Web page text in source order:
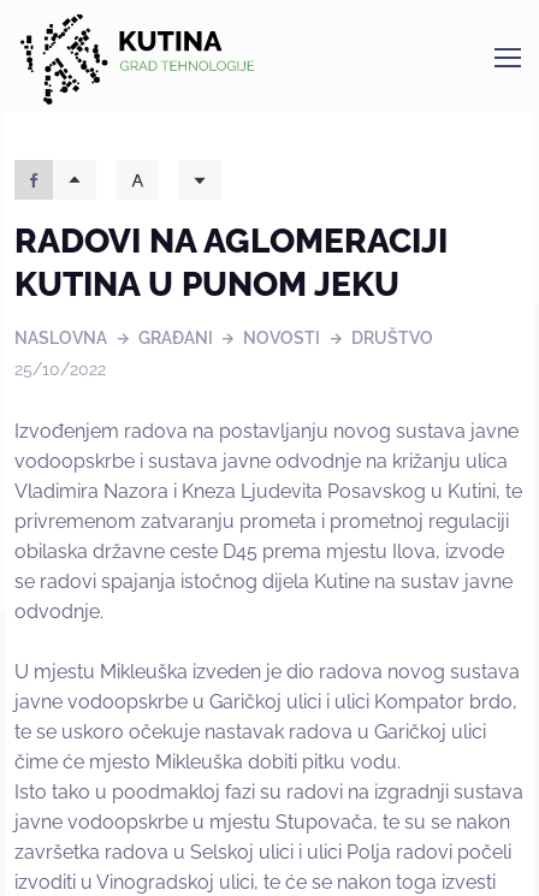
Kutina
RADOVI NA AGLOMERACIJI
KUTINA U PUNOM JEKU
NASLOVNA GRAĐANI NOVOSTI
DRUŠTVO
25/10/2022
Izvođenjem radova na postavljanju novog sustava javne
vodoopskrbe i sustava javne odvodnje na križanju ulica
Vladimira Nazora i Kneza Ljudevita Posavskog u Kutini, te
privremenom zatvaranju prometa i prometnoj regulaciji
obilaska državne ceste D45 prema mjestu Ilova, izvode
se radovi spajanja istočnog dijela Kutine na sustav javne
odvodnje.
U mjestu Mikleuška izveden je dio radova novog sustava
javne vodoopskrbe u Garičkoj ulici i ulici Kompator brdo,
te se uskoro očekuje nastavak radova u Garičkoj ulici
čime će mjesto Mikleuška dobiti pitku vodu.
Isto tako u poodmakloj fazi su radovi na izgradnji sustava
javne vodoopskrbe u mjestu Stupovača, te su se nakon
završetka radova u Selskoj ulici i ulici Polja radovi počeli
izvoditi u Vinogradskoj ulici, te će se nakon toga izvesti